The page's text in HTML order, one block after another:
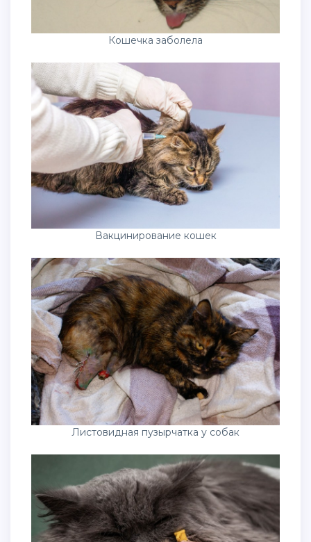
Кошечка заболела
Вакцинирование кошек
Листовидная пузырчатка у собак